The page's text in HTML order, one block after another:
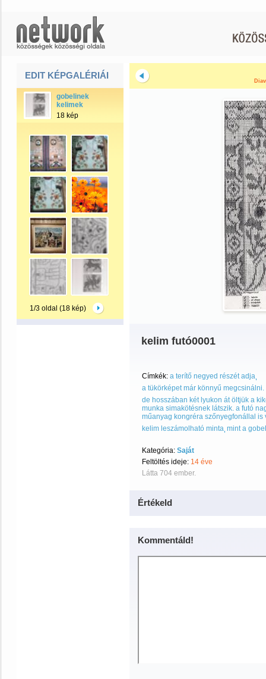
EDIT KÉPGALÉRIÁI
gobelinek
kelimek
18 kép
1/3 oldal (18 kép)
kelim futó0001
Címkék: a terítő negyed részét adja
a tükörképet már könnyű
de hosszában két lyukon át öltjük a
munka simakötésnek látszik. a futó
műanyag kongréra szőnyegfonállal is
kelim leszámolható minta mint a
Kategória: Saját
Feltöltés ideje: 14 éve
Látta 704 ember.
Értékeld
Kommentáld!